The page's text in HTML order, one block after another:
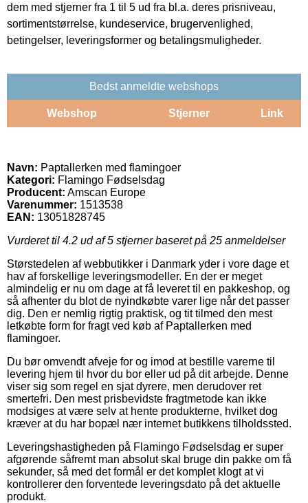
dem med stjerner fra 1 til 5 ud fra bl.a. deres prisniveau,
sortimentstørrelse, kundeservice, brugervenlighed,
betingelser, leveringsformer og betalingsmuligheder.
Bedst anmeldte webshops
Webshop Stjerner Link
Navn: Paptallerken med flamingoer
Kategori: Flamingo Fødselsdag
Producent: Amscan Europe
Varenummer: 1513538
EAN: 13051828745
Vurderet til 4.2 ud af 5 stjerner baseret på 25 anmeldelser
Størstedelen af webbutikker i Danmark yder i vore dage et
hav af forskellige leveringsmodeller. En der er meget
almindelig er nu om dage at få leveret til en pakkeshop, og
så afhenter du blot de nyindkøbte varer lige når det passer
dig. Den er nemlig rigtig praktisk, og tit tilmed den mest
letkøbte form for fragt ved køb af Paptallerken med
flamingoer.
Du bør omvendt afveje for og imod at bestille varerne til
levering hjem til hvor du bor eller ud på dit arbejde. Denne
viser sig som regel en sjat dyrere, men derudover ret
smertefri. Den mest prisbevidste fragtmetode kan ikke
modsiges at være selv at hente produkterne, hvilket dog
kræver at du har bopæl nær internet butikkens tilholdssted.
Leveringshastigheden på Flamingo Fødselsdag er super
afgørende såfremt man absolut skal bruge din pakke om få
sekunder, så med det formål er det komplet klogt at vi
kontrollerer den forventede leveringsdato på det aktuelle
produkt.